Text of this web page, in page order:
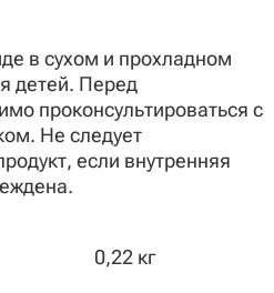
в сухом и прохладном
детей. Перед
проконсультироваться с
Не следует
если внутренняя
0,22 кг